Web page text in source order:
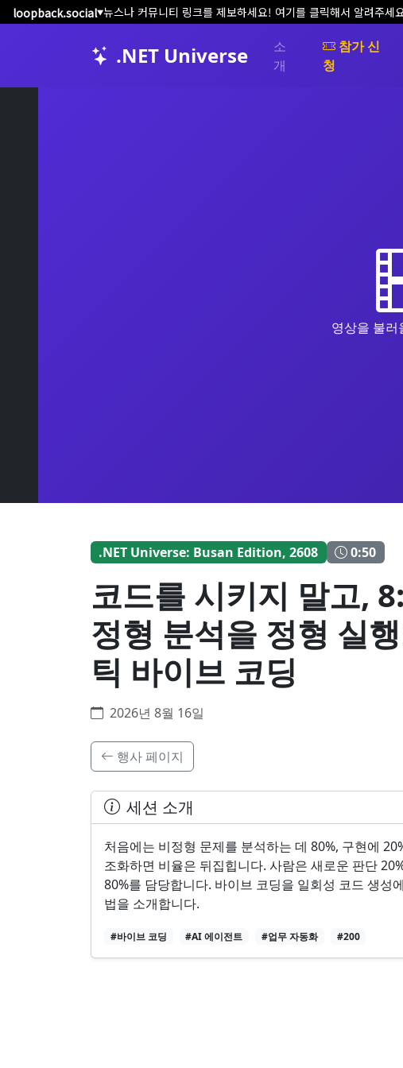
loopback.social▼뉴스나 커뮤니티 링크를 제보하세요! 여기를 클릭해서 알려주세
.NET Universe
소
개
참가 신
청
영상을 불러
.NET Universe: Busan Edition, 2608 0:50
코드를 시키지 말고,
정형 분석을 정형 실
틱 바이브 코딩
2026년 8월 16일
행사 페이지
세션 소개
처음에는 비정형 문제를 분석하는 데 80%, 구현에
조화하면 비율은 뒤집힙니다. 사람은 새로운 판단
80%를 담당합니다. 바이브 코딩을 일회성 코드 생성
법을 소개합니다.
#바이브 코딩 #AI 에이전트 #업무 자동화 #200